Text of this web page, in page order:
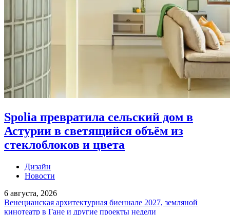
Spolia превратила сельский дом в
Астурии в светящийся объём из
стеклоблоков и цвета
Дизайн
Новости
6 августа, 2026
Венецианская архитектурная биеннале 2027, земляной
кинотеатр в Гане и другие проекты недели